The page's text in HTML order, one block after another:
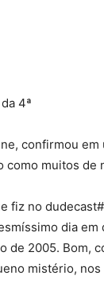
4ª
confirmou
muitos de
no
dia
de 2005. Bom,
mistério,